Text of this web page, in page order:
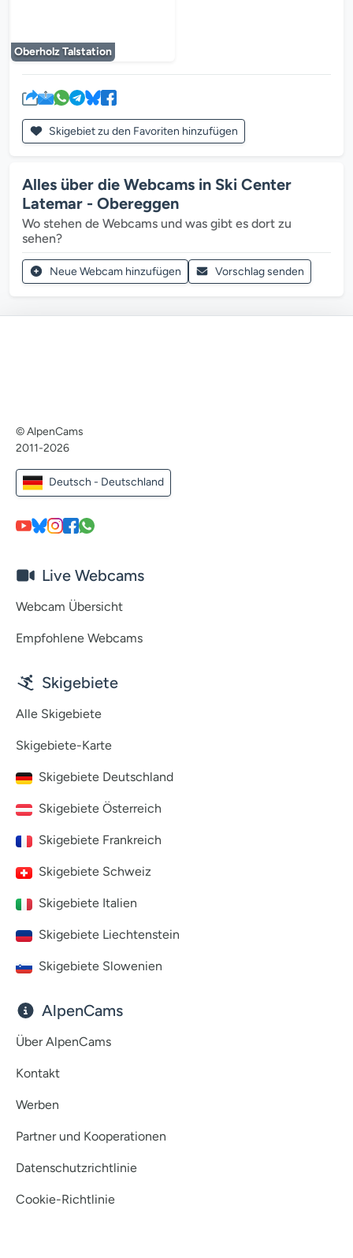
Oberholz Talstation
Skigebiet zu den Favoriten hinzufügen
Alles über die Webcams in Ski Center
Latemar - Obereggen
Wo stehen de Webcams und was gibt es dort zu
sehen?
Neue Webcam hinzufügen Vorschlag senden
© AlpenCams
2011-2026
Deutsch - Deutschland
Live Webcams
Webcam Übersicht
Empfohlene Webcams
Skigebiete
Alle Skigebiete
Skigebiete-Karte
Skigebiete Deutschland
Skigebiete Österreich
Skigebiete Frankreich
Skigebiete Schweiz
Skigebiete Italien
Skigebiete Liechtenstein
Skigebiete Slowenien
AlpenCams
Über AlpenCams
Kontakt
Werben
Partner und Kooperationen
Datenschutzrichtlinie
Cookie-Richtlinie